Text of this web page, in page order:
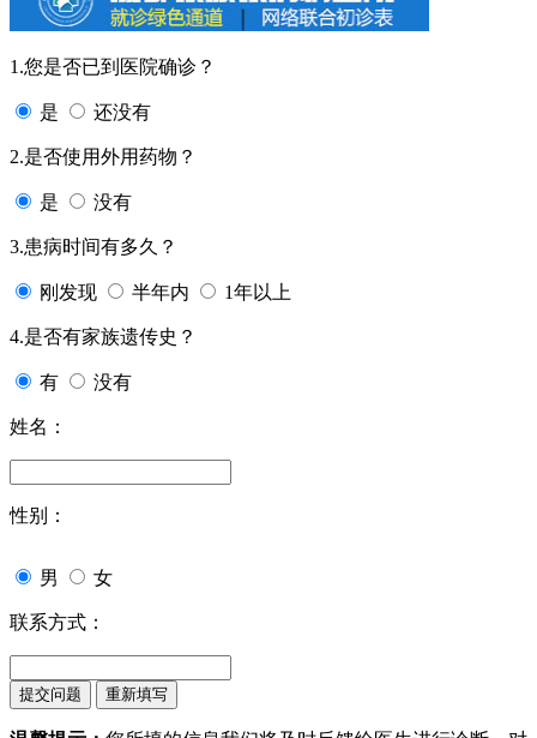
1.您是否已到医院确诊？
是 还没有
2.是否使用外用药物？
是 没有
3.患病时间有多久？
刚发现 半年内 1年以上
4.是否有家族遗传史？
有 没有
姓名：
性别：
男 女
联系方式：